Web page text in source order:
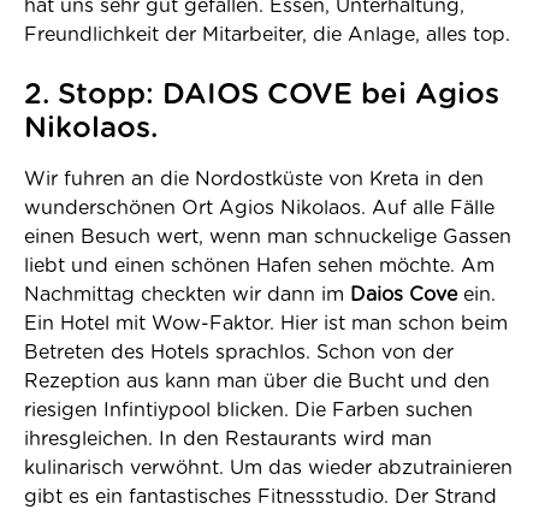
hat uns sehr gut gefallen. Essen, Unterhaltung,
Freundlichkeit der Mitarbeiter, die Anlage, alles top.
2. Stopp: DAIOS COVE bei Agios
Nikolaos.
Wir fuhren an die Nordostküste von Kreta in den
wunderschönen Ort Agios Nikolaos. Auf alle Fälle
einen Besuch wert, wenn man schnuckelige Gassen
liebt und einen schönen Hafen sehen möchte. Am
Nachmittag checkten wir dann im Daios Coveein.
Ein Hotel mit Wow-Faktor. Hier ist man schon beim
Betreten des Hotels sprachlos. Schon von der
Rezeption aus kann man über die Bucht und den
riesigen Infintiypool blicken. Die Farben suchen
ihresgleichen. In den Restaurants wird man
kulinarisch verwöhnt. Um das wieder abzutrainieren
gibt es ein fantastisches Fitnessstudio. Der Strand